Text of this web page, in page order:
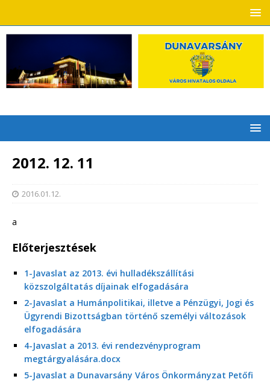
2012. 12. 11
2016.01.12.
a
Előterjesztések
1-Javaslat az 2013. évi hulladékszállítási
közszolgáltatás díjainak elfogadására
2-Javaslat a Humánpolitikai, illetve a Pénzügyi, Jogi és
Ügyrendi Bizottságban történő személyi változások
elfogadására
4-Javaslat a 2013. évi rendezvényprogram
megtárgyalására.docx
5-Javaslat a Dunavarsány Város Önkormányzat Petőfi